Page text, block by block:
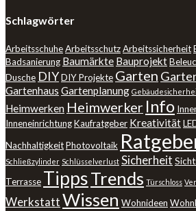
Schlagwörter
ArbeitsschuheArbeitsschutzArbeitssicherheit
Badsanierung Baumärkte Bauprojekt
Dusche DIYDIY Projekte Garten
Gartenhaus Gartenplanung
Heimwerken Heimwerker Info
InneneinrichtungKaufratgeber Kreativität
NachhaltigkeitPhotovoltaik
Schließzylinder Schlüsselverlust Sicherheit
Terrasse TippsTrends Türschloss
WerkstattWissen Wohnideen